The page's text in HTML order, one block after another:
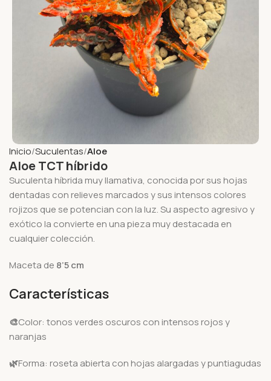
Inicio Suculentas Aloe
Aloe TCT híbrido
Suculenta híbrida muy llamativa, conocida por sus hojas
dentadas con relieves marcados y sus intensos colores
rojizos que se potencian con la luz. Su aspecto agresivo y
exótico la convierte en una pieza muy destacada en
cualquier colección.
Maceta de 8’5 cm
Características
🎨Color: tonos verdes oscuros con intensos rojos y
naranjas
🌿Forma: roseta abierta con hojas alargadas y puntiagudas